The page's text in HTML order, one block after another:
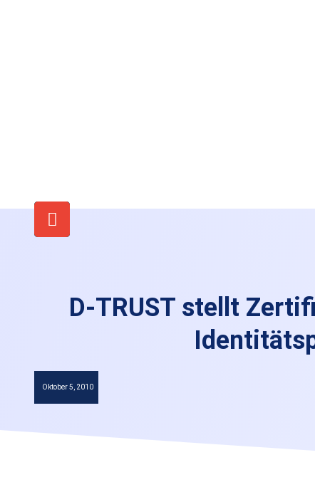
D-TRUST stellt
Oktober 5, 2010